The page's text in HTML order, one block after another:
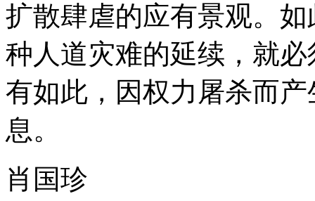
扩散肆虐的应有景观。
种人道灾难的延续，就
有如此，因权力屠杀而
息。
肖国珍